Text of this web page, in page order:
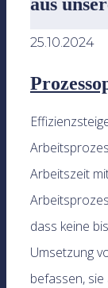
25.10.2024
Arbeitszeit
dass keine
Umsetzung
befassen,